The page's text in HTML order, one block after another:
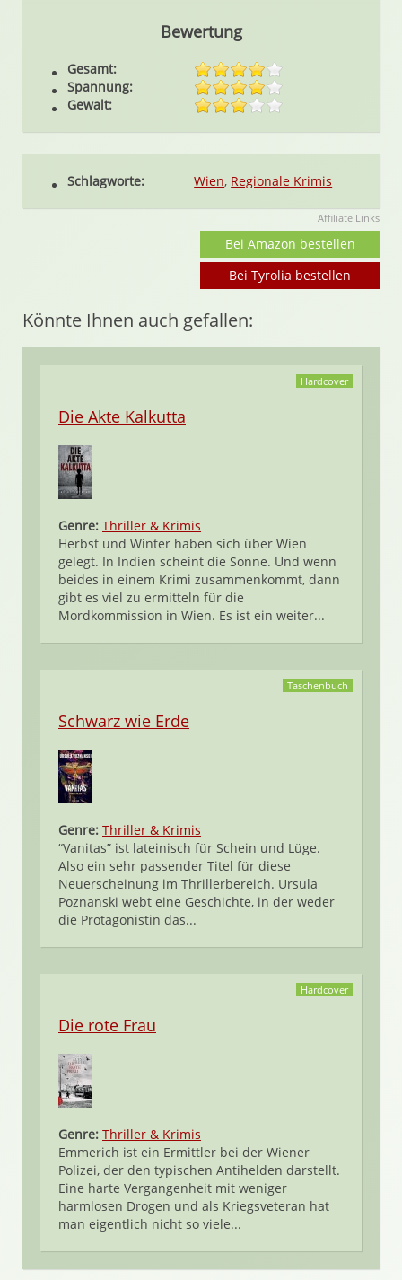
Bewertung
Gesamt:
Spannung:
Gewalt:
Schlagworte: Wien, Regionale Krimis
Affiliate Links
Bei Amazon bestellen
Bei Tyrolia bestellen
Könnte Ihnen auch gefallen:
Hardcover
Die Akte Kalkutta
Genre: Thriller & Krimis
Herbst und Winter haben sich über Wien
gelegt. In Indien scheint die Sonne. Und wenn
beides in einem Krimi zusammenkommt, dann
gibt es viel zu ermitteln für die
Mordkommission in Wien. Es ist ein weiter...
Taschenbuch
Schwarz wie Erde
Genre: Thriller & Krimis
“Vanitas” ist lateinisch für Schein und Lüge.
Also ein sehr passender Titel für diese
Neuerscheinung im Thrillerbereich. Ursula
Poznanski webt eine Geschichte, in der weder
die Protagonistin das...
Hardcover
Die rote Frau
Genre: Thriller & Krimis
Emmerich ist ein Ermittler bei der Wiener
Polizei, der den typischen Antihelden darstellt.
Eine harte Vergangenheit mit weniger
harmlosen Drogen und als Kriegsveteran hat
man eigentlich nicht so viele...